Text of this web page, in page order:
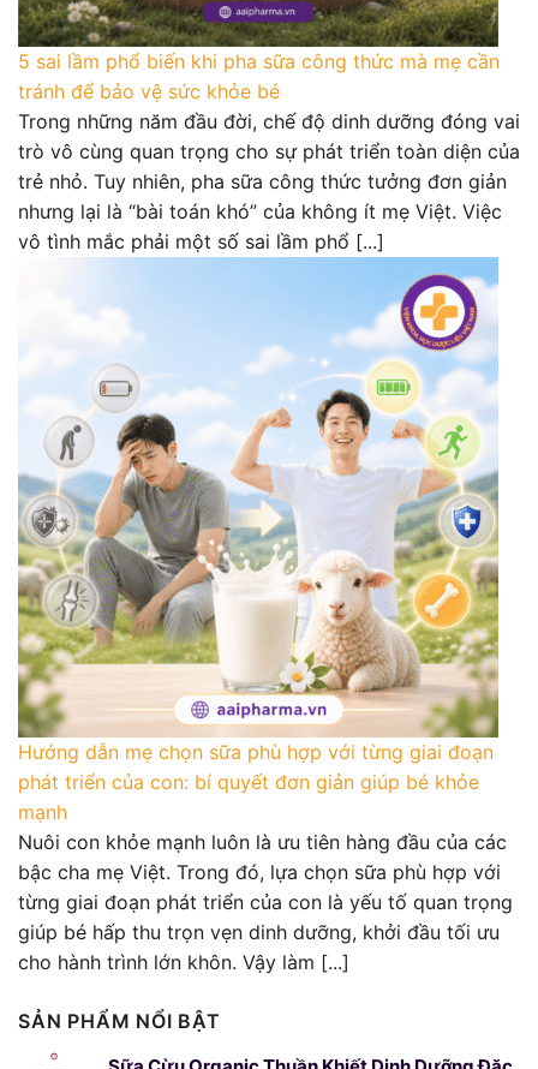
5 sai lầm phổ biến khi pha sữa công thức mà mẹ cần
tránh để bảo vệ sức khỏe bé
Trong những năm đầu đời, chế độ dinh dưỡng đóng vai
trò vô cùng quan trọng cho sự phát triển toàn diện của
trẻ nhỏ. Tuy nhiên, pha sữa công thức tưởng đơn giản
nhưng lại là “bài toán khó” của không ít mẹ Việt. Việc
vô tình mắc phải một số sai lầm phổ [...]
Hướng dẫn mẹ chọn sữa phù hợp với từng giai đoạn
phát triển của con: bí quyết đơn giản giúp bé khỏe
mạnh
Nuôi con khỏe mạnh luôn là ưu tiên hàng đầu của các
bậc cha mẹ Việt. Trong đó, lựa chọn sữa phù hợp với
từng giai đoạn phát triển của con là yếu tố quan trọng
giúp bé hấp thu trọn vẹn dinh dưỡng, khởi đầu tối ưu
cho hành trình lớn khôn. Vậy làm [...]
SẢN PHẨM NỔI BẬT